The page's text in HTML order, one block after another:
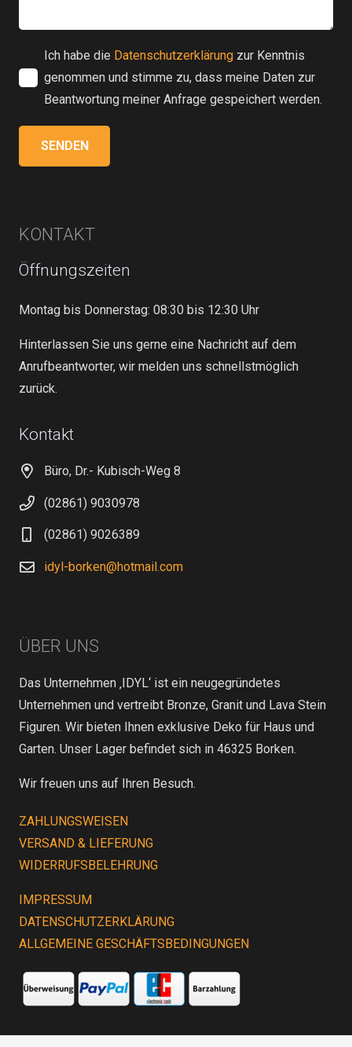
Ich habe die Datenschutzerklärung zur Kenntnis
genommen und stimme zu, dass meine Daten zur
Beantwortung meiner Anfrage gespeichert werden.
KONTAKT
Öffnungszeiten
Montag bis Donnerstag: 08:30 bis 12:30 Uhr
Hinterlassen Sie uns gerne eine Nachricht auf dem
Anrufbeantworter, wir melden uns schnellstmöglich
zurück.
Kontakt
Büro, Dr.- Kubisch-Weg 8
(02861) 9030978
(02861) 9026389
idyl-borken@hotmail.com
ÜBER UNS
Das Unternehmen ‚IDYL‘ ist ein neugegründetes
Unternehmen und vertreibt Bronze, Granit und Lava Stein
Figuren. Wir bieten Ihnen exklusive Deko für Haus und
Garten. Unser Lager befindet sich in 46325 Borken.
Wir freuen uns auf Ihren Besuch.
ZAHLUNGSWEISEN
VERSAND & LIEFERUNG
WIDERRUFSBELEHRUNG
IMPRESSUM
DATENSCHUTZERKLÄRUNG
ALLGEMEINE GESCHÄFTSBEDINGUNGEN